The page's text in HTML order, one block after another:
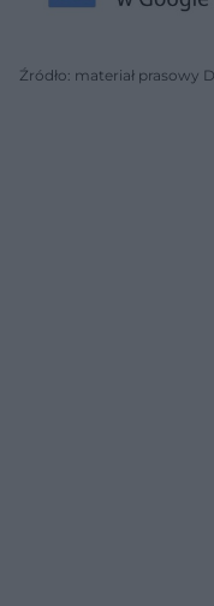
Źródło: materiał prasowy